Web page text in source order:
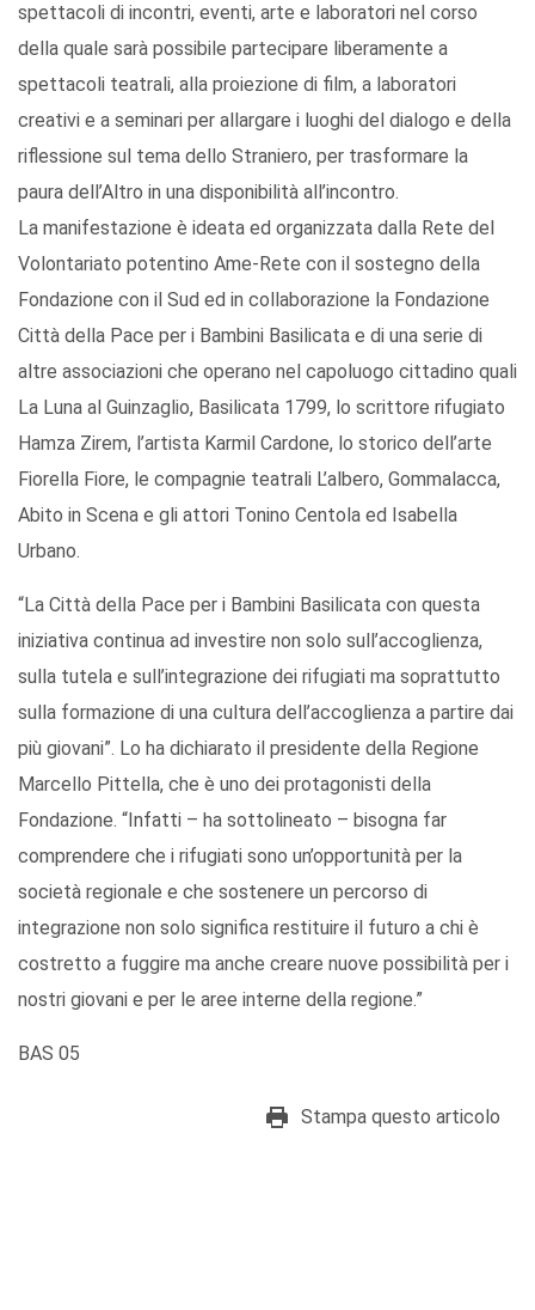
spettacoli di incontri, eventi, arte e laboratori nel corso
della quale sarà possibile partecipare liberamente a
spettacoli teatrali, alla proiezione di film, a laboratori
creativi e a seminari per allargare i luoghi del dialogo e della
riflessione sul tema dello Straniero, per trasformare la
paura dell’Altro in una disponibilità all’incontro.
La manifestazione è ideata ed organizzata dalla Rete del
Volontariato potentino Ame-Rete con il sostegno della
Fondazione con il Sud ed in collaborazione la Fondazione
Città della Pace per i Bambini Basilicata e di una serie di
altre associazioni che operano nel capoluogo cittadino quali
La Luna al Guinzaglio, Basilicata 1799, lo scrittore rifugiato
Hamza Zirem, l’artista Karmil Cardone, lo storico dell’arte
Fiorella Fiore, le compagnie teatrali L’albero, Gommalacca,
Abito in Scena e gli attori Tonino Centola ed Isabella
Urbano.
“La Città della Pace per i Bambini Basilicata con questa
iniziativa continua ad investire non solo sull’accoglienza,
sulla tutela e sull’integrazione dei rifugiati ma soprattutto
sulla formazione di una cultura dell’accoglienza a partire dai
più giovani”. Lo ha dichiarato il presidente della Regione
Marcello Pittella, che è uno dei protagonisti della
Fondazione. “Infatti – ha sottolineato – bisogna far
comprendere che i rifugiati sono un’opportunità per la
società regionale e che sostenere un percorso di
integrazione non solo significa restituire il futuro a chi è
costretto a fuggire ma anche creare nuove possibilità per i
nostri giovani e per le aree interne della regione.”
BAS 05
Stampa questo articolo